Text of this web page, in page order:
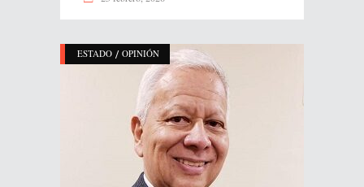
ESTADO / OPINIÓN